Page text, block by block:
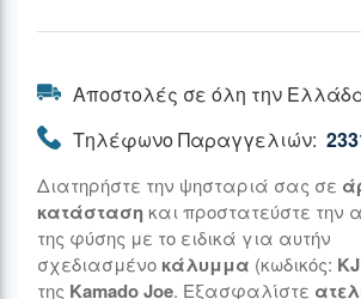
Αποστολές σε όλη την
Τηλέφωνο Παραγγελιών:
Διατηρήστε την ψησταριά σας σε
κατάσταση και προστατεύστε την
της φύσης με το ειδικά για αυτήν
σχεδιασμένο κάλυμμα (κωδικός:
της Kamado Joe. Εξασφαλίστε